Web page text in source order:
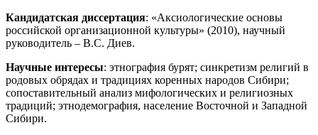
Кандидатская диссертация: «Аксиологические основы
российской организационной культуры» (2010), научный
руководитель – В.С. Диев.
Научные интересы: этнография бурят; синкретизм религий в
родовых обрядах и традициях коренных народов Сибири;
сопоставительный анализ мифологических и религиозных
традиций; этнодемография, население Восточной и Западной
Сибири.